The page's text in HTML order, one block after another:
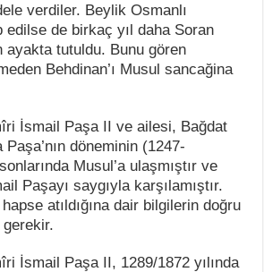
verdiler. Beylik Osmanlı
edilse de birkaç yıl daha Soran
ayakta tutuldu. Bunu gören
Behdinan’ı Musul sancağina
İsmail Paşa II ve ailesi, Bağdat
döneminin (1247-
Musul’a ulaşmıştır ve
Paşayı saygıyla karşılamıştır.
atıldığına dair bilgilerin doğru
İsmail Paşa II, 1289/1872 yılında